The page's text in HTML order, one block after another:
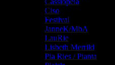
Ciso
Festival
JanneK/MbA
LauRie
Lisbeth Merrild
Pia Ries / Pianta